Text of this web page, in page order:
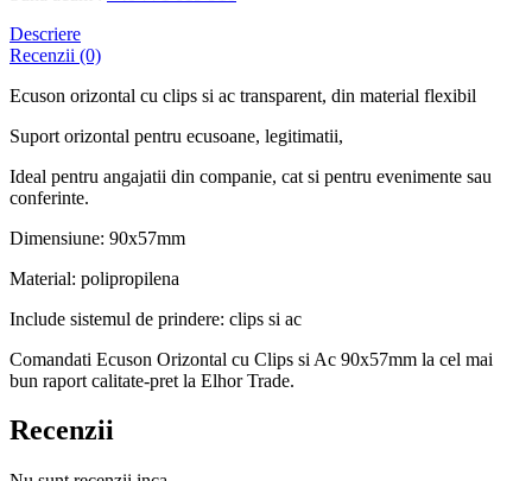
Descriere
Recenzii (0)
Ecuson orizontal cu clips si ac transparent, din material flexibil
Suport orizontal pentru ecusoane, legitimatii,
Ideal pentru angajatii din companie, cat si pentru evenimente sau
conferinte.
Dimensiune: 90x57mm
Material: polipropilena
Include sistemul de prindere: clips si ac
Comandati Ecuson Orizontal cu Clips si Ac 90x57mm la cel mai
bun raport calitate-pret la Elhor Trade.
Recenzii